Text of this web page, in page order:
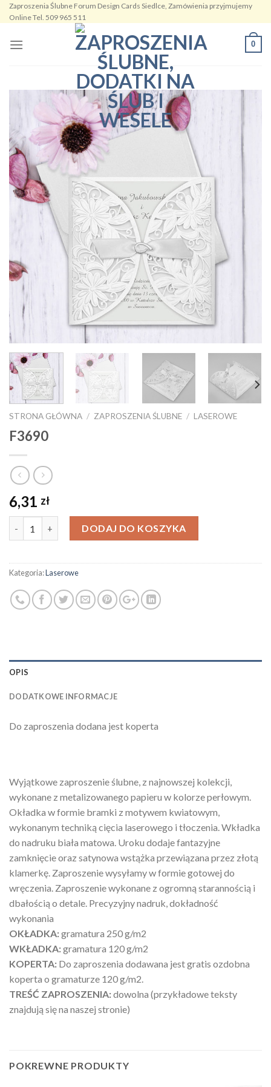
Skip
to
content
Zaproszenia Ślubne Forum Design Cards Siedlce, Zamówienia przyjmujemy
Online Tel. 509 965 511
0
STRONA GŁÓWNA / ZAPROSZENIA ŚLUBNE / LASEROWE
F3690
6,31 zł
DODAJ DO KOSZYKA
Kategoria:Laserowe
OPIS
DODATKOWE INFORMACJE
Do zaproszenia dodana jest koperta
Wyjątkowe zaproszenie ślubne, z najnowszej kolekcji,
wykonane z metalizowanego papieru w kolorze perłowym.
Okładka w formie bramki z motywem kwiatowym,
wykonanym techniką cięcia laserowego i tłoczenia. Wkładka
do nadruku biała matowa. Uroku dodaje fantazyjne
zamknięcie oraz satynowa wstążka przewiązana przez złotą
klamerkę. Zaproszenie wysyłamy w formie gotowej do
wręczenia. Zaproszenie wykonane z ogromną starannością i
dbałością o detale. Precyzyjny nadruk, dokładność
wykonania
OKŁADKA:gramatura 250 g/m2
WKŁADKA:gramatura 120 g/m2
KOPERTA: Do zaproszenia dodawana jest gratis ozdobna
koperta o gramaturze 120 g/m2.
TREŚĆ ZAPROSZENIA:dowolna (przykładowe teksty
znajdują się na naszej stronie)
POKREWNE PRODUKTY